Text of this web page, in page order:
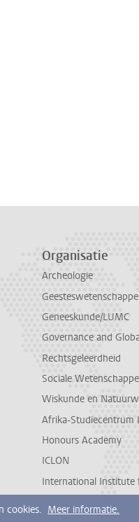
Mastodon
Organisatie
Archeologie
Geneeskunde/LUMC
Governance and
Rechtsgeleerdheid
Sociale
Wiskunde en
Afrika-Studiecentrum
Honours Academy
ICLON
International Institute
cookies. Meer informatie.